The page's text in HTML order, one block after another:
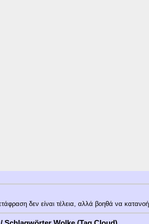
δεν είναι τέλεια, αλλά βοηθά να